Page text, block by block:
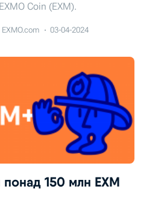
Coin (EXM).
EXMO.com 03-04-2024
150 млн EXM